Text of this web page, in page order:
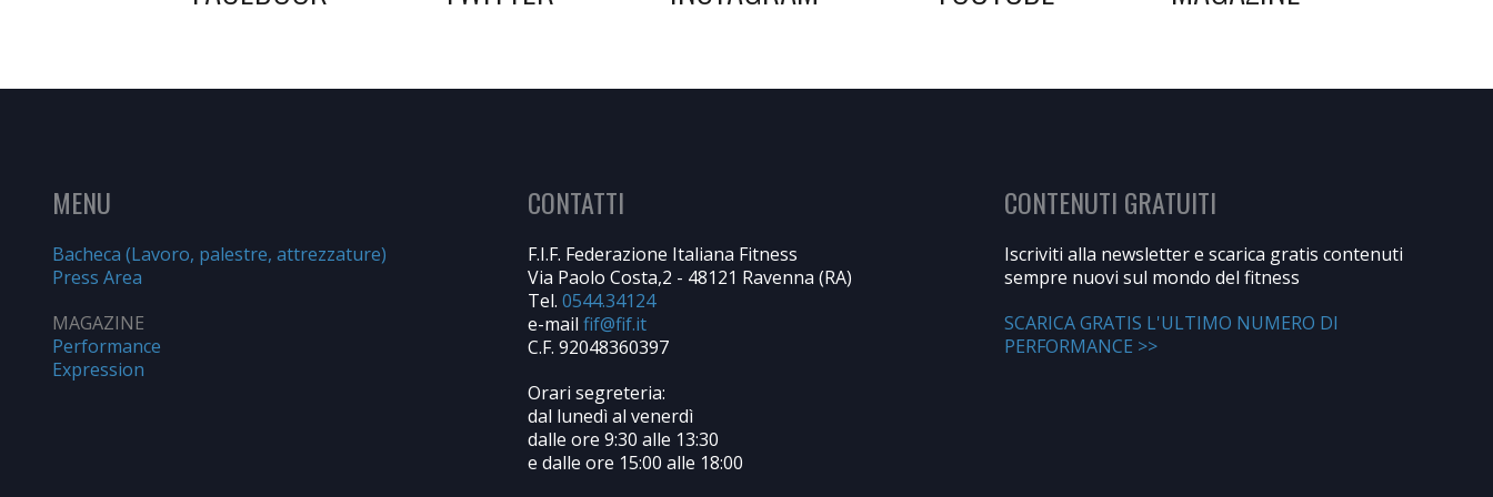
MENU
Bacheca (Lavoro, palestre, attrezzature)
Press Area
MAGAZINE
Performance
Expression
CONTATTI
F.I.F. Federazione Italiana Fitness
Via Paolo Costa,2 - 48121 Ravenna (RA)
Tel.0544.34124
e-mail
C.F. 92048360397
Orari segreteria:
dal lunedì al venerdì
dalle ore 9:30 alle 13:30
e dalle ore 15:00 alle 18:00
CONTENUTI GRATUITI
Iscriviti alla newsletter e scarica gratis contenuti
sempre nuovi sul mondo del fitness
SCARICA GRATIS L'ULTIMO NUMERO DI
PERFORMANCE >>